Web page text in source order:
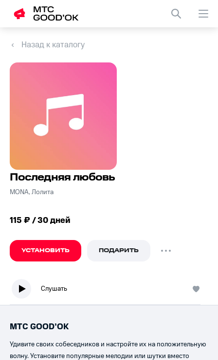
Назад к каталогу
Последняя любовь
MONA, Лолита
115 ₽ / 30 дней
УСТАНОВИТЬ ПОДАРИТЬ
Слушать
МТС GOOD’OK
Удивите своих собеседников и настройте их на положительную
волну. Установите популярные мелодии или шутки вместо